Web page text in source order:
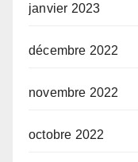
janvier 2023
décembre 2022
novembre 2022
octobre 2022